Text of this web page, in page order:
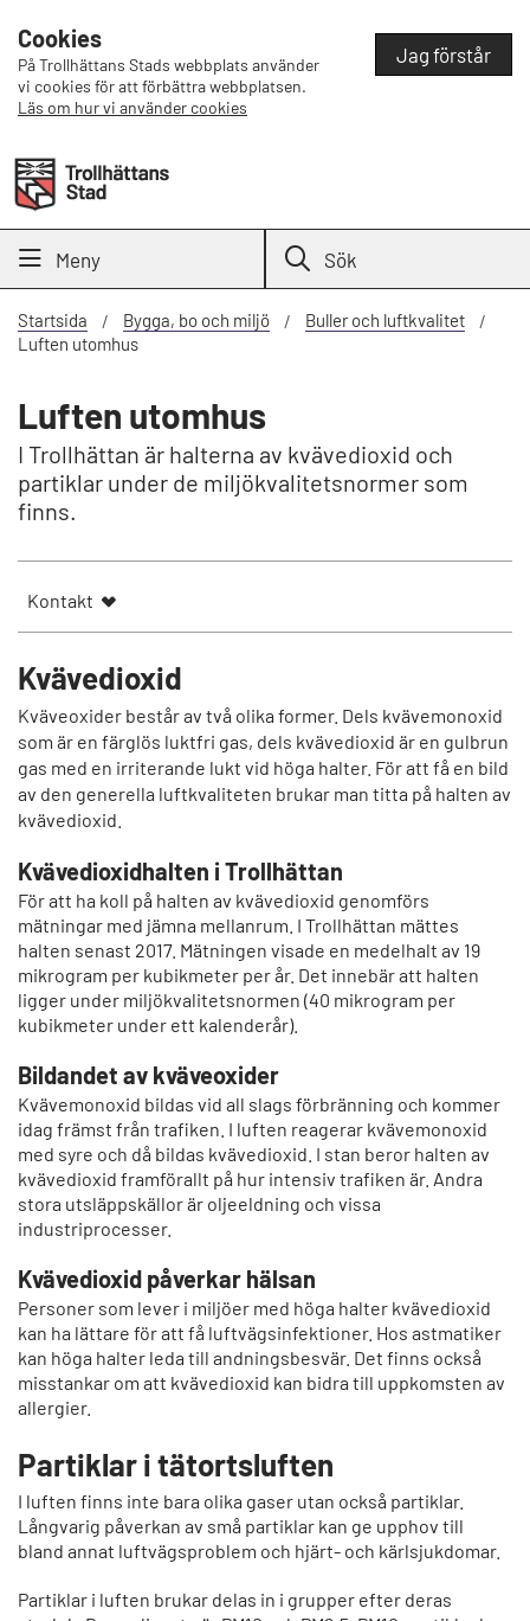
Cookies
På Trollhättans Stads webbplats använder
vi cookies för att förbättra webbplatsen.
Läs om hur vi använder cookies
Jag förstår
Meny Sök
Startsida Bygga, bo och miljö
Buller och luftkvalitet
Luften utomhus
Luften utomhus
I Trollhättan är halterna av kvävedioxid och
partiklar under de miljökvalitetsnormer som
finns.
Kontakt
Kvävedioxid
Kväveoxider består av två olika former. Dels kvävemonoxid
som är en färglös luktfri gas, dels kvävedioxid är en gulbrun
gas med en irriterande lukt vid höga halter. För att få en bild
av den generella luftkvaliteten brukar man titta på halten av
kvävedioxid.
Kvävedioxidhalten i Trollhättan
För att ha koll på halten av kvävedioxid genomförs
mätningar med jämna mellanrum. I Trollhättan mättes
halten senast 2017. Mätningen visade en medelhalt av 19
mikrogram per kubikmeter per år. Det innebär att halten
ligger under miljökvalitetsnormen (40 mikrogram per
kubikmeter under ett kalenderår).
Bildandet av kväveoxider
Kvävemonoxid bildas vid all slags förbränning och kommer
idag främst från trafiken. I luften reagerar kvävemonoxid
med syre och då bildas kvävedioxid. I stan beror halten av
kvävedioxid framförallt på hur intensiv trafiken är. Andra
stora utsläppskällor är oljeeldning och vissa
industriprocesser.
Kvävedioxid påverkar hälsan
Personer som lever i miljöer med höga halter kvävedioxid
kan ha lättare för att få luftvägsinfektioner. Hos astmatiker
kan höga halter leda till andningsbesvär. Det finns också
misstankar om att kvävedioxid kan bidra till uppkomsten av
allergier.
Partiklar i tätortsluften
I luften finns inte bara olika gaser utan också partiklar.
Långvarig påverkan av små partiklar kan ge upphov till
bland annat luftvägsproblem och hjärt- och kärlsjukdomar.
Partiklar i luften brukar delas in i grupper efter deras